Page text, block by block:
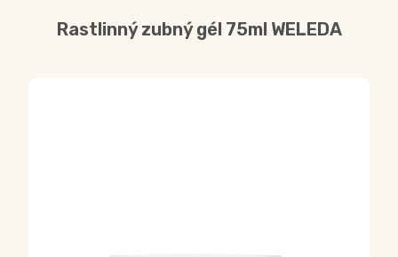
Rastlinný zubný gél 75ml WELEDA